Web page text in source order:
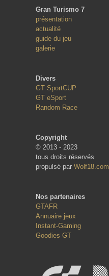
Gran Turismo 7
présentation
actualité
guide du jeu
galerie
Divers
GT SportCUP
GT eSport
Random Race
Copyright
© 2013 - 2023
tous droits réservés
propulsé par Wolf18.com
Nos partenaires
GTAFR
Annuaire jeux
Instant-Gaming
Goodies GT